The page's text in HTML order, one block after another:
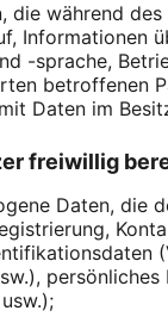
die während
Informationen
-sprache,
betroffenen
Daten im
freiwillig
Daten, die